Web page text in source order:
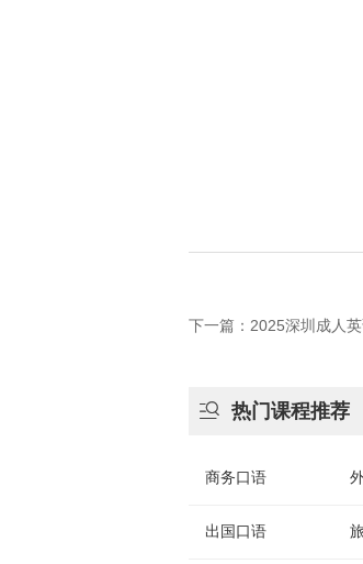
下一篇：2025深圳成人
 热门课程推荐
商务口语
出国口语